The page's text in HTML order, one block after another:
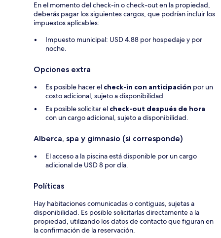
En el momento del check-in o check-out en la propiedad,
deberás pagar los siguientes cargos, que podrían incluir los
impuestos aplicables:
Impuesto municipal: USD 4.88 por hospedaje y por
noche.
Opciones extra
Es posible hacer el check-in con anticipación por un
costo adicional, sujeto a disponibilidad.
Es posible solicitar el check-out después de hora
con un cargo adicional, sujeto a disponibilidad.
Alberca, spa y gimnasio (si corresponde)
El acceso a la piscina está disponible por un cargo
adicional de USD 8 por día.
Políticas
Hay habitaciones comunicadas o contiguas, sujetas a
disponibilidad. Es posible solicitarlas directamente a la
propiedad, utilizando los datos de contacto que figuran en
la confirmación de la reservación.